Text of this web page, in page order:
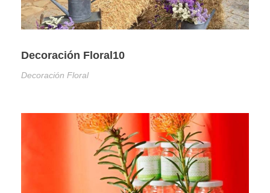
Decoración Floral10
Decoración Floral